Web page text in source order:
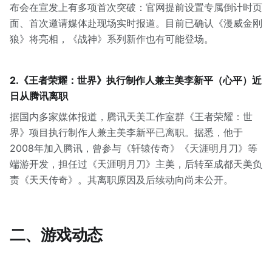
布会在宣发上有多项首次突破：官网提前设置专属倒计时页
面、首次邀请媒体赴现场实时报道。目前已确认《漫威金刚
狼》将亮相，《战神》系列新作也有可能登场。
2.《王者荣耀：世界》执行制作人兼主美李新平（心平）近
日从腾讯离职
据国内多家媒体报道，腾讯天美工作室群《王者荣耀：世
界》项目执行制作人兼主美李新平已离职。据悉，他于
2008年加入腾讯，曾参与《轩辕传奇》《天涯明月刀》等
端游开发，担任过《天涯明月刀》主美，后转至成都天美负
责《天天传奇》。其离职原因及后续动向尚未公开。
二、游戏动态